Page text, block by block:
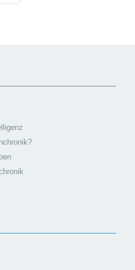
Digitales